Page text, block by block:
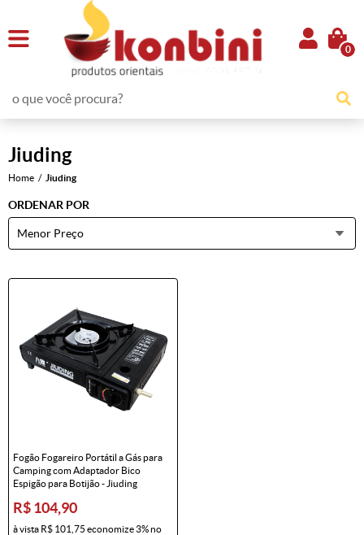
0
Jiuding
Home Jiuding
ORDENAR POR
Menor Preço
Fogão Fogareiro Portátil a Gás para
Camping com Adaptador Bico
Espigão para Botijão - Jiuding
R$ 104,90
à vista R$ 101,75 economize3%no